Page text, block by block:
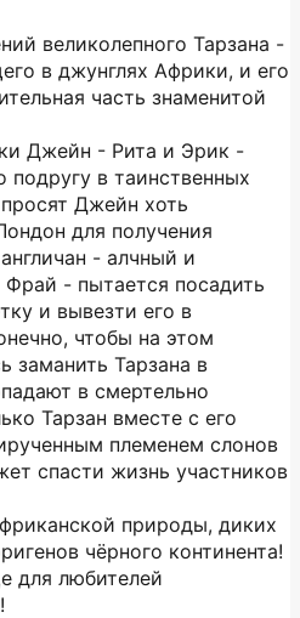
великолепного Тарзана -
в джунглях Африки, и его
часть знаменитой
Джейн - Рита и Эрик -
подругу в таинственных
Джейн хоть
для получения
- алчный и
- пытается посадить
и вывезти его в
чтобы на этом
заманить Тарзана в
в смертельно
Тарзан вместе с его
племенем слонов
спасти жизнь участников
природы, диких
чёрного континента!
для любителей